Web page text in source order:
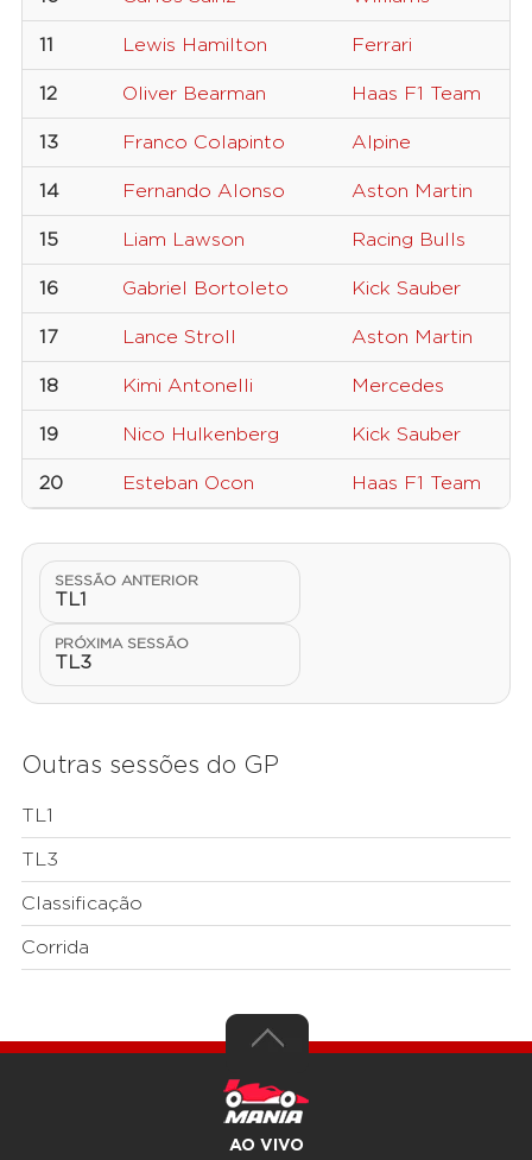
11 Lewis Hamilton Ferrari
12 Oliver Bearman Haas F1 Team
13 Franco Colapinto Alpine
14 Fernando Alonso Aston Martin
15 Liam Lawson Racing Bulls
16 Gabriel Bortoleto Kick Sauber
17 Lance Stroll Aston Martin
18 Kimi Antonelli Mercedes
19 Nico Hulkenberg Kick Sauber
20 Esteban Ocon Haas F1 Team
SESSÃO ANTERIOR
TL1
PRÓXIMA SESSÃO
TL3
Outras sessões do GP
TL1
TL3
Classificação
Corrida
AO VIVO